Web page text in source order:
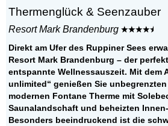
Thermenglück & Seenzauber
Resort Mark Brandenburg
Direkt am Ufer des Ruppiner Sees
Resort Mark Brandenburg – der
entspannte Wellnessauszeit. Mit dem
unlimited“ genießen Sie
modernen Fontane Therme mit
Saunalandschaft und beheizten
Besonders beeindruckend ist die